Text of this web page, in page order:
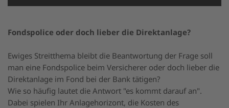
Mehr Informationen
Akzeptieren
Usercentrics Consent
Management Platform&eRecht24
Fondspolice oder doch lieber die Direktanlage?
Ewiges Streitthema bleibt die Beantwortung der Frage soll
man eine Fondspolice beim Versicherer oder doch lieber die
Direktanlage im Fond bei der Bank tätigen?
Wie so häufig lautet die Antwort "es kommt darauf an".
Dabei spielen Ihr Anlagehorizont, die Kosten des